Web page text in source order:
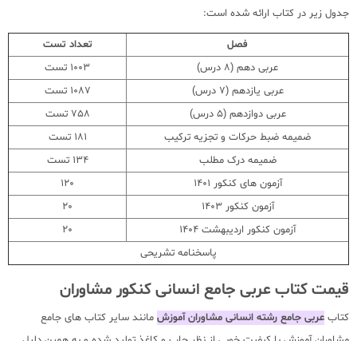
جدول زیر در کتاب ارائه شده است:
فصل
تعداد تست
عربی دهم (8 درس)
1003 تست
عربی یازدهم (7 درس)
1087 تست
عربی دوازدهم (5 درس)
758 تست
ضمیمه ضبط حرکات و تجزیه ترکیب
181 تست
ضمیمه درک مطلب
134 تست
آزمون های کنکور 1401
120
آزمون کنکور 1403
20
آزمون کنکور اردیبهشت 1404
20
پاسخنامه تشریحی
قیمت کتاب عربی جامع انسانی کنکور مشاوران
کتاب عربی جامع رشته انسانی مشاوران آموزش مانند سایر کتاب های جامع